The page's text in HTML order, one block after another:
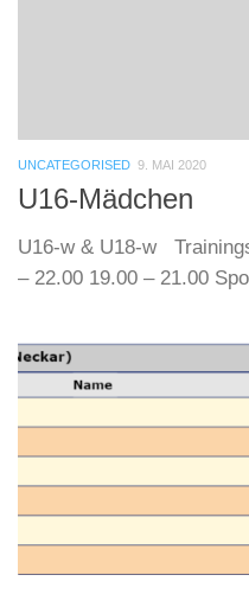
UNCATEGORISED 9. MAI 2020
U16-Mädchen
U16-w & U18-w
– 22.00 19.00 – 21.00